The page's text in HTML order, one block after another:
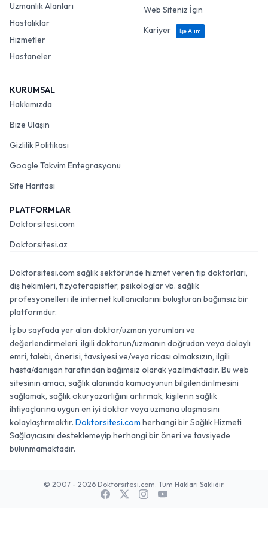
Uzmanlık Alanları
Hastalıklar
Hizmetler
Hastaneler
Web Siteniz İçin
Kariyer
İşe Alım
KURUMSAL
Hakkımızda
Bize Ulaşın
Gizlilik Politikası
Google Takvim Entegrasyonu
Site Haritası
PLATFORMLAR
Doktorsitesi.com
Doktorsitesi.az
Doktorsitesi.com sağlık sektöründe hizmet veren tıp doktorları,
diş hekimleri, fizyoterapistler, psikologlar vb. sağlık
profesyonelleri ile internet kullanıcılarını buluşturan bağımsız bir
platformdur.
İş bu sayfada yer alan doktor/uzman yorumları ve
değerlendirmeleri, ilgili doktorun/uzmanın doğrudan veya dolaylı
emri, talebi, önerisi, tavsiyesi ve/veya ricası olmaksızın, ilgili
hasta/danışan tarafından bağımsız olarak yazılmaktadır. Bu web
sitesinin amacı, sağlık alanında kamuoyunun bilgilendirilmesini
sağlamak, sağlık okuryazarlığını artırmak, kişilerin sağlık
ihtiyaçlarına uygun en iyi doktor veya uzmana ulaşmasını
kolaylaştırmaktır. Doktorsitesi.com herhangi bir Sağlık Hizmeti
Sağlayıcısını desteklemeyip herhangi bir öneri ve tavsiyede
bulunmamaktadır.
© 2007 - 2026 Doktorsitesi.com. Tüm Hakları Saklıdır.